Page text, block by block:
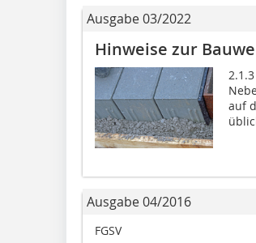
Ausgabe 03/2022
Hinweise zur
auf
Ausgabe 04/2016
FGSV